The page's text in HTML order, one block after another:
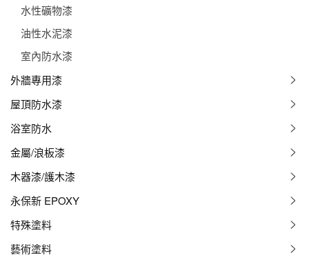
水性礦物漆
油性水泥漆
室內防水漆
外牆專用漆
屋頂防水漆
浴室防水
金屬/浪板漆
木器漆/護木漆
永保新 EPOXY
特殊塗料
藝術塗料